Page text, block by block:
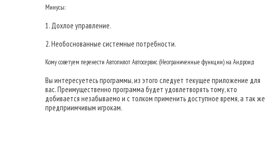
Минусы:
1. Дохлое управление.
2. Необоснованные системные потребности.
Кому советуем перенести Автопилот Автосервис (Неограниченные функции) на Андроид
Вы интересуетесь программы, из этого следует текущее приложение для
вас. Преимущественно программа будет удовлетворять тому, кто
добивается незабываемо и с толком применить доступное время, а так же
предприимчивым игрокам.